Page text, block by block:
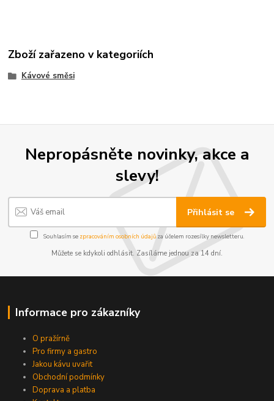
Zboží zařazeno v kategoriích
Kávové směsi
Nepropásněte novinky, akce a
slevy!
Přihlásit se
Souhlasím se zpracováním osobních údajůza účelem rozesílky newsletteru.
Můžete se kdykoli odhlásit. Zasíláme jednou za 14 dní.
Informace pro zákazníky
O pražírně
Pro firmy a gastro
Jakou kávu uvařit
Obchodní podmínky
Doprava a platba